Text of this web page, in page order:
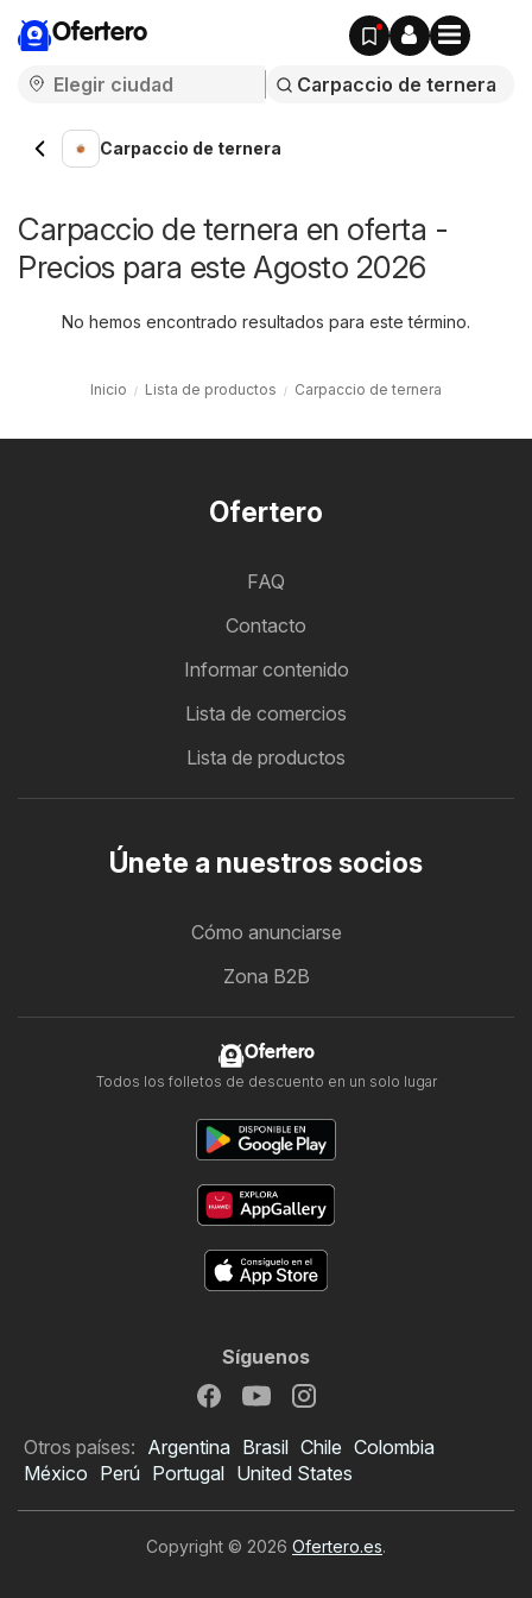
Ofertero
Carpaccio de ternera
Carpaccio de ternera en oferta -
Precios para este Agosto 2026
No hemos encontrado resultados para este término.
Inicio Lista de productos Carpaccio de ternera
Ofertero
FAQ
Contacto
Informar contenido
Lista de comercios
Lista de productos
Únete a nuestros socios
Cómo anunciarse
Zona B2B
Ofertero
Todos los folletos de descuento en un solo lugar
Síguenos
Otros países: Argentina Brasil Chile Colombia
México Perú Portugal United States
Copyright © 2026 Ofertero.es.